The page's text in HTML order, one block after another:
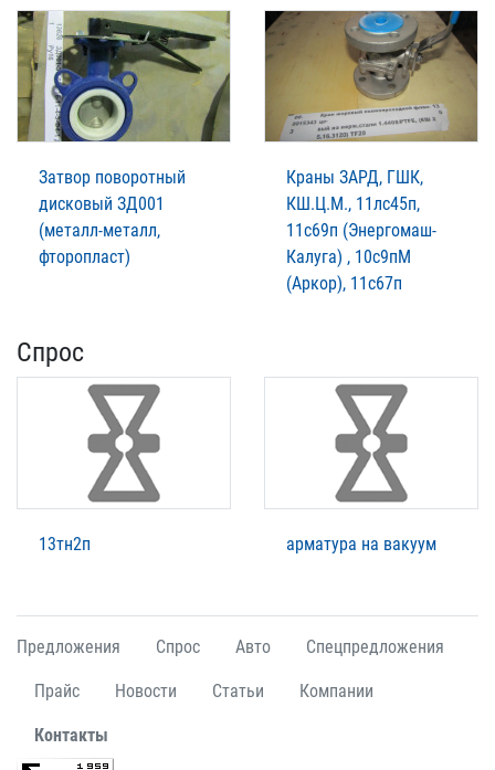
Затвор поворотный
дисковый ЗД001
(металл-металл,
фторопласт)
Краны ЗАРД, ГШК,
КШ.Ц.М., 11лс45п,
11с69п (Энергомаш-
Калуга) , 10с9пМ
(Аркор), 11с67п
Спрос
13тн2п арматура на вакуум
Предложения Спрос Авто Спецпредложения
Прайс Новости Статьи Компании
Контакты